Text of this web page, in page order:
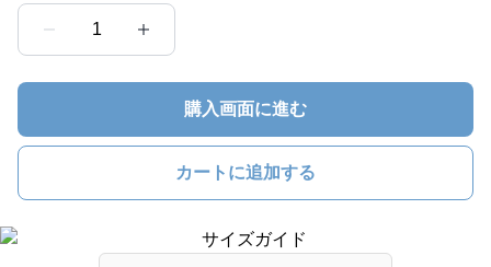
1
購入画面に進む
カートに追加する